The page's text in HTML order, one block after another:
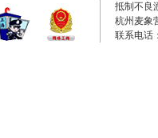
抵制不良
杭州麦象
联系电话